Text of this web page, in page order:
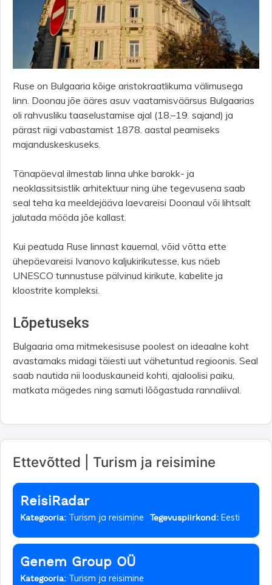
Ruse on Bulgaaria kõige aristokraatlikuma välimusega
linn. Doonau jõe ääres asuv vaatamisväärsus Bulgaarias
oli rahvusliku taaselustamise ajal (18.–19. sajand) ja
pärast riigi vabastamist 1878. aastal peamiseks
majanduskeskuseks.
Tänapäeval ilmestab linna uhke barokk- ja
neoklassitsistlik arhitektuur ning ühe tegevusena saab
seal teha ka meeldejääva laevareisi Doonaul või lihtsalt
jalutada mööda jõe kallast.
Kui peatuda Ruse linnast kauemal, võid võtta ette
ühepäevareisi Ivanovo kaljukirikutesse, kus näeb
UNESCO tunnustuse pälvinud kirikute, kabelite ja
kloostrite kompleksi.
Lõpetuseks
Bulgaaria oma mitmekesisuse poolest on ideaalne koht
avastamaks midagi täiesti uut vähetuntud regioonis. Seal
saab nautida nii looduskauneid kohti, ajaloolisi paiku,
matkata mägedes ning samuti lõõgastuda rannaliival.
Ettevõtted | Turism ja reisimine
ReisiRadar
Kategooria: Turism ja reisimine Tegevuspiirkond: Eesti
Genem Group OÜ
Kategooria: Turism ja reisimine